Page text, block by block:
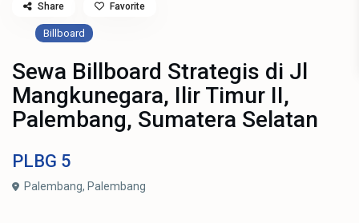
Billboard
Sewa Billboard Strategis di Jl
Mangkunegara, Ilir Timur II,
Palembang, Sumatera Selatan
PLBG 5
Palembang, Palembang
Share Favorite